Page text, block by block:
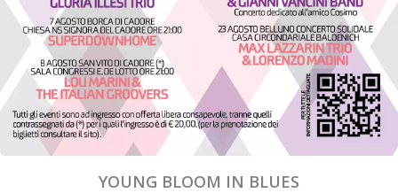
YOUNG BLOOM IN BLUES